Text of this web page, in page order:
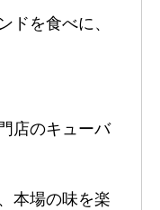
ドを食べに、
店のキューバ
本場の味を楽